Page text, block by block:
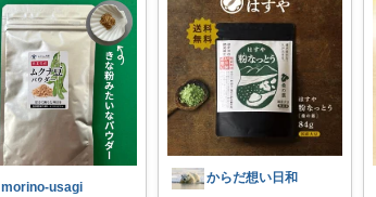
morino-usagi
からだ想い日和